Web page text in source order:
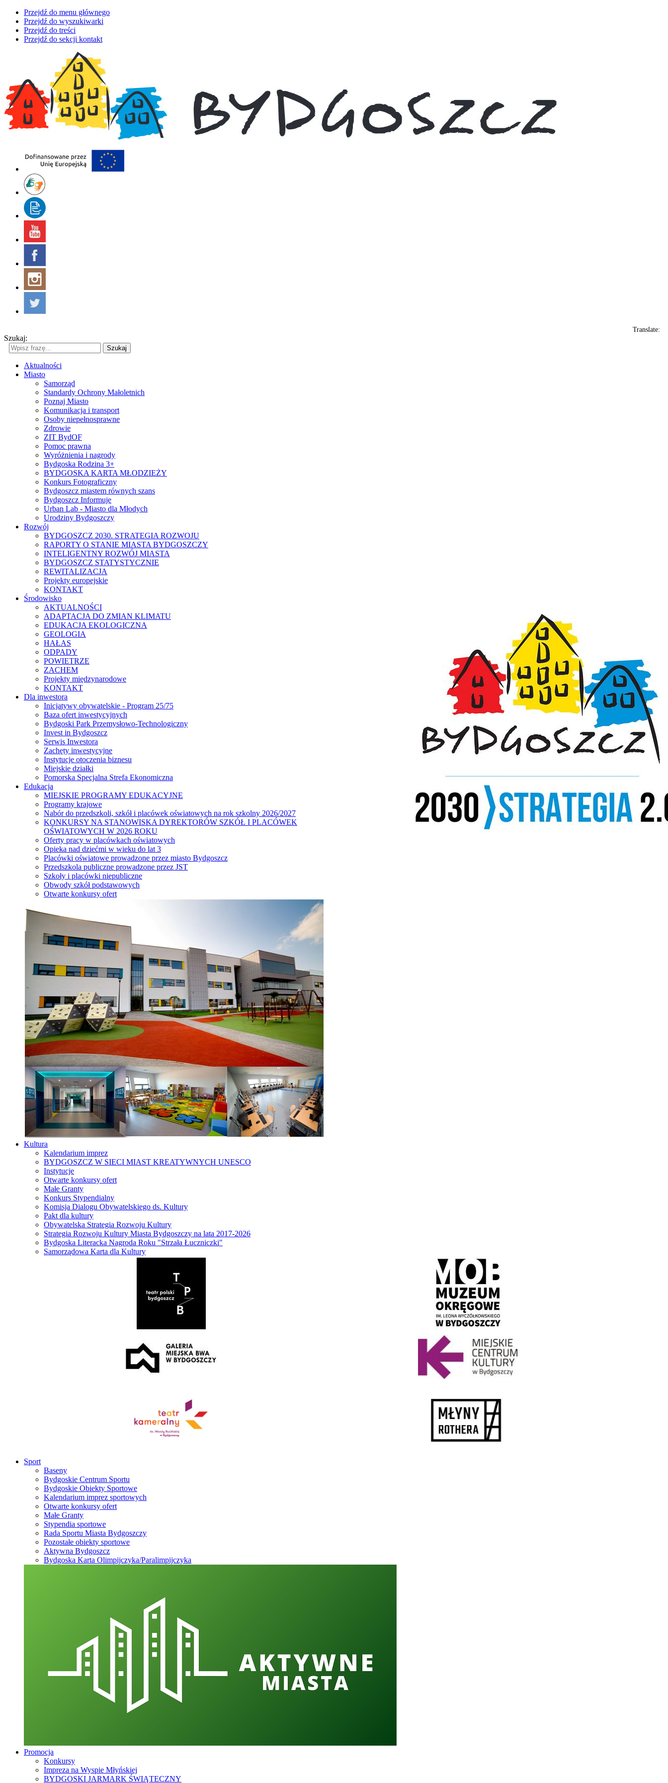
Przejdź do menu głównego
Przejdź do wyszukiwarki
Przejdź do treści
Przejdź do sekcji kontakt
Translate:
Szukaj:
Szukaj
Aktualności
Miasto
Samorząd
Standardy Ochrony Małoletnich
Poznaj Miasto
Komunikacja i transport
Osoby niepełnosprawne
Zdrowie
ZIT BydOF
Pomoc prawna
Wyróżnienia i nagrody
Bydgoska Rodzina 3+
BYDGOSKA KARTA MŁODZIEŻY
Konkurs Fotograficzny
Bydgoszcz miastem równych szans
Bydgoszcz Informuje
Urban Lab - Miasto dla Młodych
Urodziny Bydgoszczy
Rozwój
BYDGOSZCZ 2030. STRATEGIA ROZWOJU
RAPORTY O STANIE MIASTA BYDGOSZCZY
INTELIGENTNY ROZWÓJ MIASTA
BYDGOSZCZ STATYSTYCZNIE
REWITALIZACJA
Projekty europejskie
KONTAKT
Środowisko
AKTUALNOŚCI
ADAPTACJA DO ZMIAN KLIMATU
EDUKACJA EKOLOGICZNA
GEOLOGIA
HAŁAS
ODPADY
POWIETRZE
ZACHEM
Projekty międzynarodowe
KONTAKT
Dla inwestora
Inicjatywy obywatelskie - Program 25/75
Baza ofert inwestycyjnych
Bydgoski Park Przemysłowo-Technologiczny
Invest in Bydgoszcz
Serwis Inwestora
Zachęty inwestycyjne
Instytucje otoczenia biznesu
Miejskie działki
Pomorska Specjalna Strefa Ekonomiczna
Edukacja
MIEJSKIE PROGRAMY EDUKACYJNE
Programy krajowe
Nabór do przedszkoli, szkół i placówek oświatowych na rok szkolny 2026/2027
KONKURSY NA STANOWISKA DYREKTORÓW SZKÓŁ I PLACÓWEK
OŚWIATOWYCH W 2026 ROKU
Oferty pracy w placówkach oświatowych
Opieka nad dziećmi w wieku do lat 3
Placówki oświatowe prowadzone przez miasto Bydgoszcz
Przedszkola publiczne prowadzone przez JST
Szkoły i placówki niepubliczne
Obwody szkół podstawowych
Otwarte konkursy ofert
Kultura
Kalendarium imprez
BYDGOSZCZ W SIECI MIAST KREATYWNYCH UNESCO
Instytucje
Otwarte konkursy ofert
Małe Granty
Konkurs Stypendialny
Komisja Dialogu Obywatelskiego ds. Kultury
Pakt dla kultury
Obywatelska Strategia Rozwoju Kultury
Strategia Rozwoju Kultury Miasta Bydgoszczy na lata 2017-2026
Bydgoska Literacka Nagroda Roku "Strzała Łuczniczki"
Samorządowa Karta dla Kultury
Sport
Baseny
Bydgoskie Centrum Sportu
Bydgoskie Obiekty Sportowe
Kalendarium imprez sportowych
Otwarte konkursy ofert
Małe Granty
Stypendia sportowe
Rada Sportu Miasta Bydgoszczy
Pozostałe obiekty sportowe
Aktywna Bydgoszcz
Bydgoska Karta Olimpijczyka/Paralimpijczyka
Promocja
Konkursy
Impreza na Wyspie Młyńskiej
BYDGOSKI JARMARK ŚWIĄTECZNY